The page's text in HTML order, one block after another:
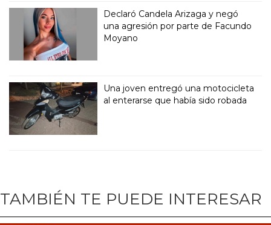
Declaró Candela Arizaga y negó
una agresión por parte de Facundo
Moyano
Una joven entregó una motocicleta
al enterarse que había sido robada
TAMBIÉN TE PUEDE INTERESAR